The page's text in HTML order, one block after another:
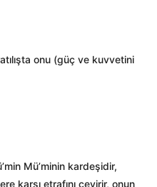
onu (güç ve kuvvetini
Mü’minin kardeşidir,
karşı etrafını çevirir, onun